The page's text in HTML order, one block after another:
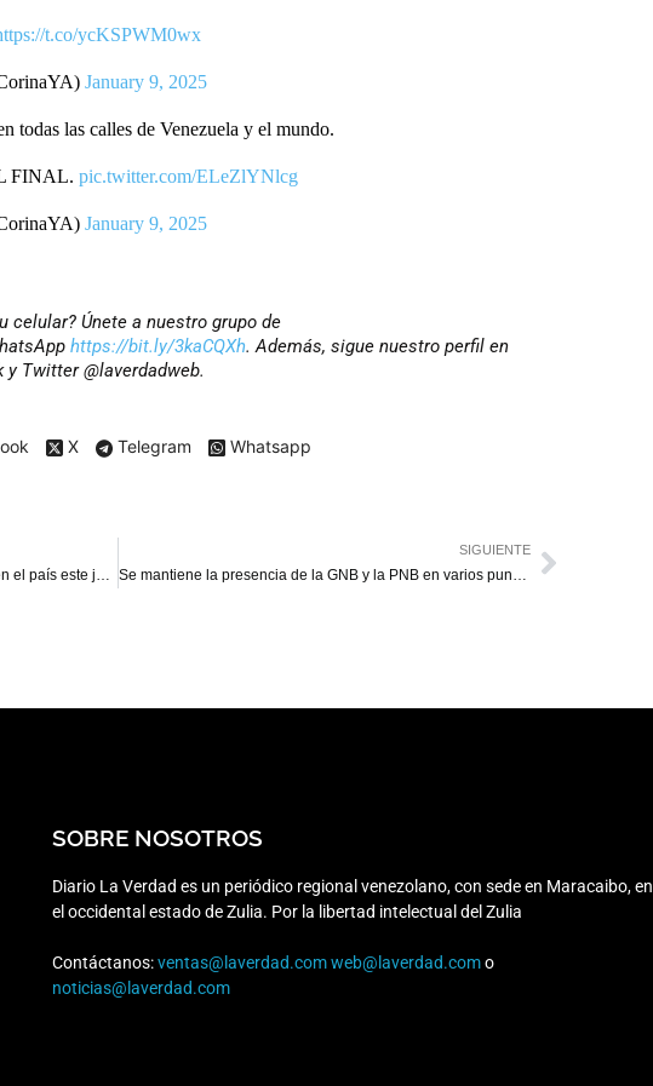
t.co/ycKSPWM0wx
January 9, 2025
todas las calles de Venezuela y el mundo.
FINAL. pic.twitter.com/ELeZlYNlcg
January 9, 2025
Únete a nuestro grupo de
https://bit.ly/3kaCQXh. Además, sigue nuestro perfil en
Twitter @laverdadweb.
X Telegram Whatsapp
Reportan bloqueo de TikTok, Canva y VPN en el país este jueves
SIGUIENTE
Se mantiene la presencia de la GNB y la PNB en varios puntos de Maracaibo
SOBRE NOSOTROS
Diario La Verdad es un periódico regional venezolano, con sede en Maracaibo, en
el occidental estado de Zulia. Por la libertad intelectual del Zulia
Contáctanos:ventas@laverdad.comweb@laverdad.como
noticias@laverdad.com